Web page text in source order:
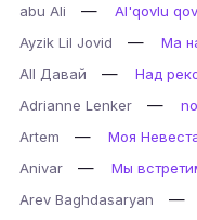
abu Ali
—
Al'qovlu
Ayzik Lil Jovid
—
Ма
All Давай
—
Над
Adrianne Lenker
—
Artem
—
Моя
Anivar
—
Мы
Arev Baghdasaryan
—